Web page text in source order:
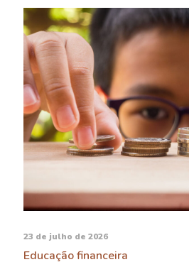
23 de julho de 2026
Educação financeira